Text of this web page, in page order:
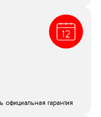
официальная гарантия